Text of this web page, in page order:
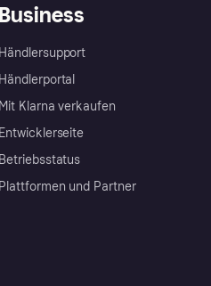
Business
Händlersupport
Händlerportal
Mit Klarna verkaufen
Entwicklerseite
Betriebsstatus
Plattformen und Partner